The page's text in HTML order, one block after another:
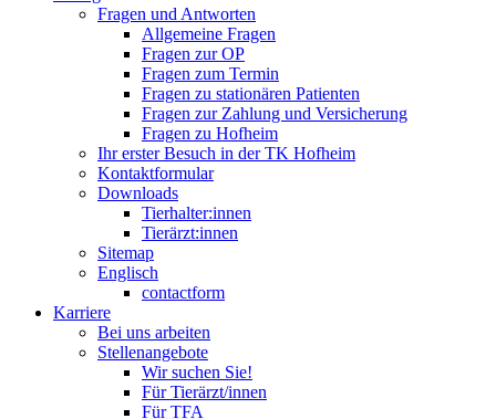
Fragen und Antworten
Allgemeine Fragen
Fragen zur OP
Fragen zum Termin
Fragen zu stationären Patienten
Fragen zur Zahlung und Versicherung
Fragen zu Hofheim
Ihr erster Besuch in der TK Hofheim
Kontaktformular
Downloads
Tierhalter:innen
Tierärzt:innen
Sitemap
Englisch
contactform
Karriere
Bei uns arbeiten
Stellenangebote
Wir suchen Sie!
Für Tierärzt/innen
Für TFA